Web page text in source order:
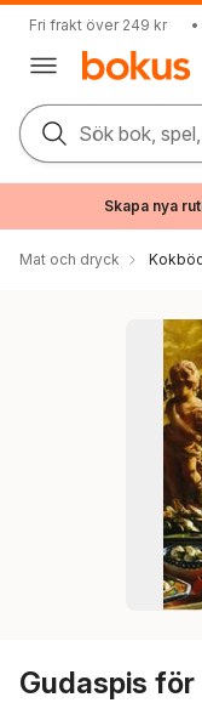
Fri frakt över 249 kr •
Sök bok,
Skapa nya
Mat och dryck
Gudaspis